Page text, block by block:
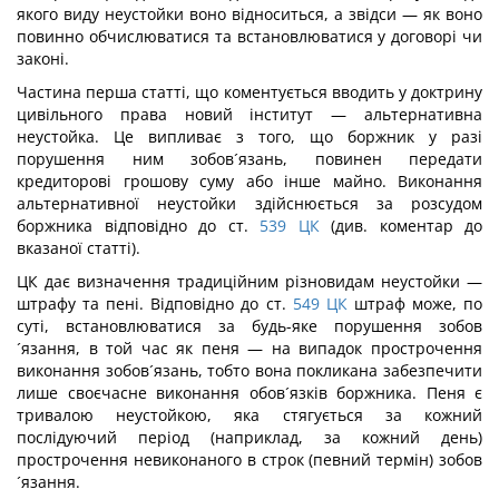
якого виду неустойки воно відноситься, а звідси — як воно
повинно обчислюватися та встановлюватися у договорі чи
законі.
Частина перша статті, що коментується вводить у доктрину
цивільного права новий інститут — альтернативна
неустойка. Це випливає з того, що боржник у разі
порушення ним зобов´язань, повинен передати
кредиторові грошову суму або інше майно. Виконання
альтернативної неустойки здійснюється за розсудом
боржника відповідно до ст. 539 ЦК(див. коментар до
вказаної статті).
ЦК дає визначення традиційним різновидам неустойки —
штрафу та пені. Відповідно до ст. 549 ЦКштраф може, по
суті, встановлюватися за будь-яке порушення зобов
´язання, в той час як пеня — на випадок прострочення
виконання зобов´язань, тобто вона покликана забезпечити
лише своєчасне виконання обов´язків боржника. Пеня є
тривалою неустойкою, яка стягується за кожний
послідуючий період (наприклад, за кожний день)
прострочення невиконаного в строк (певний термін) зобов
´язання.